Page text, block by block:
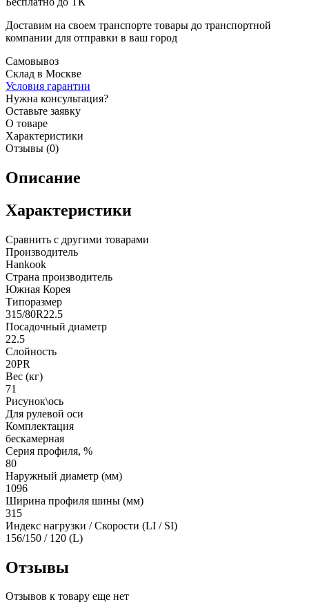
Доставим на своем транспорте товары до транспортной
компании для отправки в ваш город
Самовывоз
Склад в Москве
Условия гарантии
Нужна консультация?
Оставьте заявку
О товаре
Характеристики
Отзывы (0)
Описание
Характеристики
Сравнить с другими товарами
Производитель
Hankook
Страна производитель
Южная Корея
Типоразмер
315/80R22.5
Посадочный диаметр
22.5
Слойность
20PR
Вес (кг)
71
Рисунок\ось
Для рулевой оси
Комплектация
бескамерная
Серия профиля, %
80
Наружный диаметр (мм)
1096
Ширина профиля шины (мм)
315
Индекс нагрузки / Скорости (LI / SI)
156/150 / 120 (L)
Отзывы
Отзывов к товару еще нет